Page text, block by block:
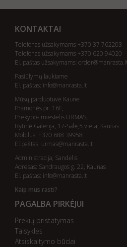
KONTAKTAI
Telefonas užsakymams +370 37 762203
Telefonas užsakymams +370 620 94020
El. paštas užsakymams:
Pasiūlymų laukiame
El. paštas: info@manrasta.lt
Mūsų parduotuvė Kaune
Pramonės pr. 16F,
Prekybos miestelis URMAS,
Rytinė Galerija, 17-Salė,5 vieta, Kaunas
Mobilus: +370 688 39958
El.paštas: urmas@manrasta.lt
Administracija, Sandėlis
Adresas: Sandraugos g. 22, Kaunas
El. paštas: info@manrasta.lt
Kaip mus rasti?
PAGALBA PIRKĖJUI
Prekių pristatymas
Taisyklės
Atsiskaitymo būdai